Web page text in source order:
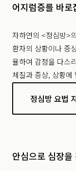
어지럼증를 바
자하연의 <정심방>
환자의 상황이나 증
율하여 감정을 다스
체질과 증상, 상황에
정심방 요법
안심으로 심장을